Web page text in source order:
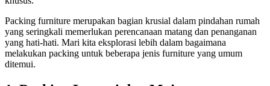
Packing furniture merupakan bagian krusial dalam pindahan rumah
yang seringkali memerlukan perencanaan matang dan penanganan
yang hati-hati. Mari kita eksplorasi lebih dalam bagaimana
melakukan packing untuk beberapa jenis furniture yang umum
ditemui.